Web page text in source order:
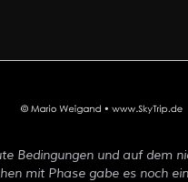
Bedingungen und auf dem
mit Phase gabe es noch